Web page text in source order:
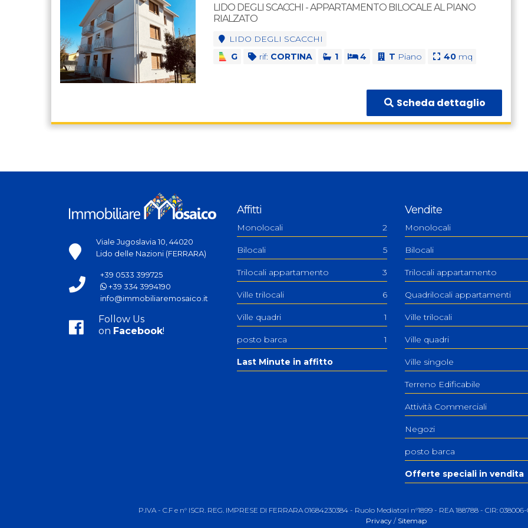
LIDO DEGLI SCACCHI - APPARTAMENTO BILOCALE AL PIANO
RIALZATO
LIDO DEGLI SCACCHI
G
rif: CORTINA 1 4 T Piano 40 mq
Scheda dettaglio
Viale Jugoslavia 10, 44020
Lido delle Nazioni (FERRARA)
+39 0533 399725
+39 334 3994190
info@immobiliaremosaico.it
Follow Us
on Facebook!
Affitti
Monolocali 2
Bilocali 5
Trilocali appartamento 3
Ville trilocali 6
Ville quadri 1
posto barca 1
Last Minute in affitto
Vendite
Monolocali
Bilocali
Trilocali appartamento
Quadrilocali appartamenti
Ville trilocali
Ville quadri
Ville singole
Terreno Edificabile
Attività Commerciali
Negozi
posto barca
Offerte speciali in vendita
P.IVA - C.F e n° ISCR. REG. IMPRESE DI FERRARA 01684230384 - Ruolo Mediatori n°1899 - REA 188788 - CIR:
Privacy/ Sitemap